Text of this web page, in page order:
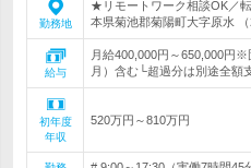
勤務地
★リモートワーク相談OK／
本県菊池郡菊陽町大字原水
給与
月給400,000円～650,000円
月）含む└超過分は別途全額
初年度
年収
520万円～810万円